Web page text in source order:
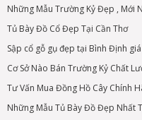
Những Mẫu Trường Kỷ Đẹp , Mới
Tủ Bày Đồ Cổ Đẹp Tại Cần Thơ
Sập cổ gỗ gụ đẹp tại Bình Định
Cơ Sở Nào Bán Trường Kỷ Chất
Tư Vấn Mua Đồng Hồ Cây Chính
Những Mẫu Tủ Bày Đồ Đẹp Nhất